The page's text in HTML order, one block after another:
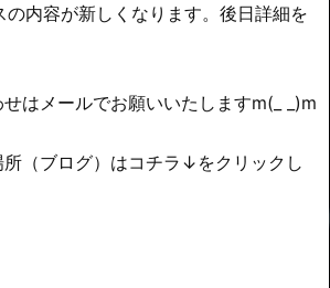
内容が新しくなります。後日詳細を
はメールでお願いいたしますm(_ _)m
（ブログ）はコチラ↓をクリックし